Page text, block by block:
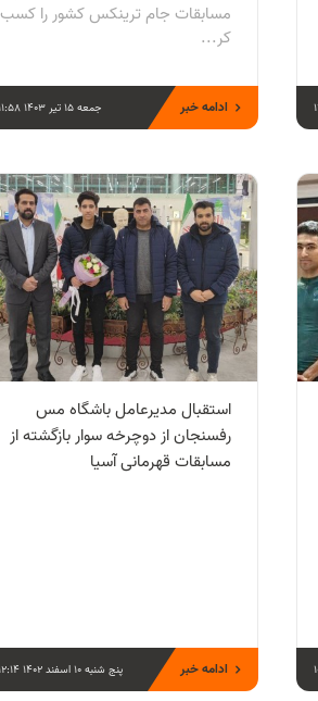
مسابقات جام ترینکس کشور را کسب
کر...
جمعه 15 تیر 1403 11:58 ادامه خبر
استقبال مدیرعامل باشگاه مس
رفسنجان از دوچرخه سوار بازگشته از
مسابقات قهرمانی آسیا
پنج شنبه 10 اسفند 1402 12:14 ادامه خبر